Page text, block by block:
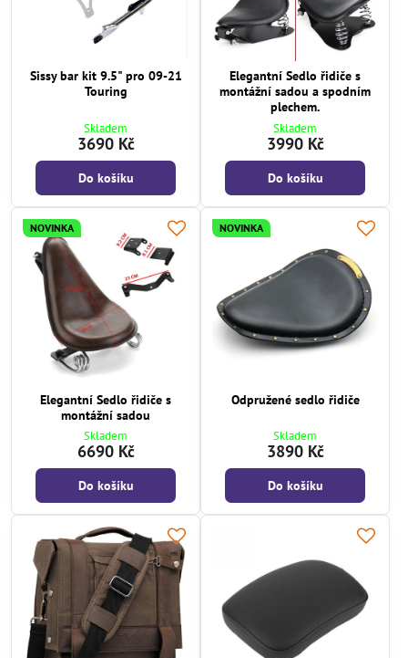
Sissy bar kit 9.5" pro 09-21
Touring
Skladem
3690 Kč
Do košíku
Elegantní Sedlo řidiče s
montážní sadou a spodním
plechem.
Skladem
3990 Kč
Do košíku
NOVINKA
Elegantní Sedlo řidiče s
montážní sadou
Skladem
6690 Kč
Do košíku
NOVINKA
Odpružené sedlo řidiče
Skladem
3890 Kč
Do košíku